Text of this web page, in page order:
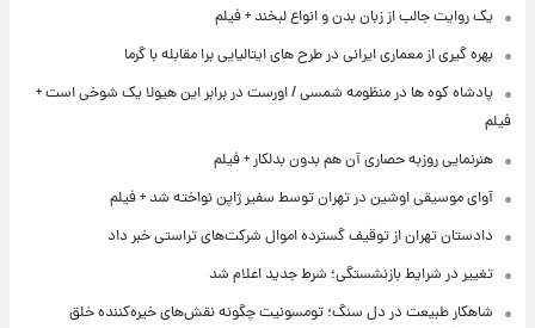
یک روایت جالب از زبان بدن و انواع لبخند + فیلم
بهره گیری از معماری ایرانی در طرح های ایتالیایی برا مقابله با گرما
پادشاه کوه ها در منظومه شمسی / اورست در برابر این هیولا یک شوخی است +
فیلم
هنرنمایی روزبه حصاری آن هم بدون بدلکار + فیلم
آوای موسیقی اوشین در تهران توسط سفیر ژاپن نواخته شد + فیلم
دادستان تهران از توقیف گسترده اموال شرکت‌های تراستی خبر داد
تغییر در شرایط بازنشستگی؛ شرط جدید اعلام شد
شاهکار طبیعت در دل سنگ؛ تومسونیت چگونه نقش‌های خیره‌کننده خلق